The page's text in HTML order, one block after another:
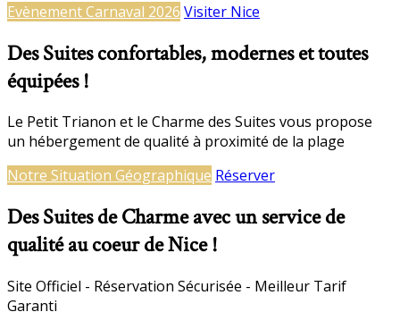
Evènement Carnaval 2026 Visiter Nice
Des Suites confortables, modernes et toutes
équipées !
Le Petit Trianon et le Charme des Suites vous propose
un hébergement de qualité à proximité de la plage
Notre Situation Géographique Réserver
Des Suites de Charme avec un service de
qualité au coeur de Nice !
Site Officiel - Réservation Sécurisée - Meilleur Tarif
Garanti